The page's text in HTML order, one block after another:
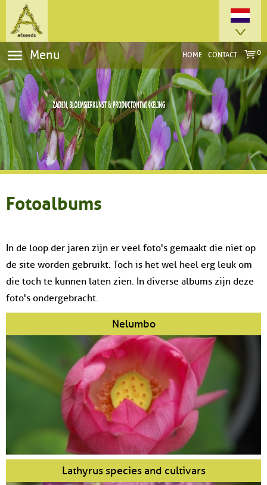
0
HOME CONTACT
Menu
Fotoalbums
In de loop der jaren zijn er veel foto's gemaakt die niet op
de site worden gebruikt. Toch is het wel heel erg leuk om
die toch te kunnen laten zien. In diverse albums zijn deze
foto's ondergebracht.
Nelumbo
Lathyrus species and cultivars